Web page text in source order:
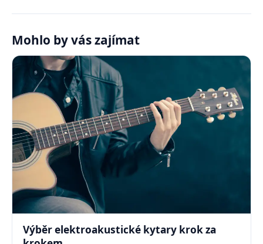
Mohlo by vás zajímat
Výběr elektroakustické kytary krok za